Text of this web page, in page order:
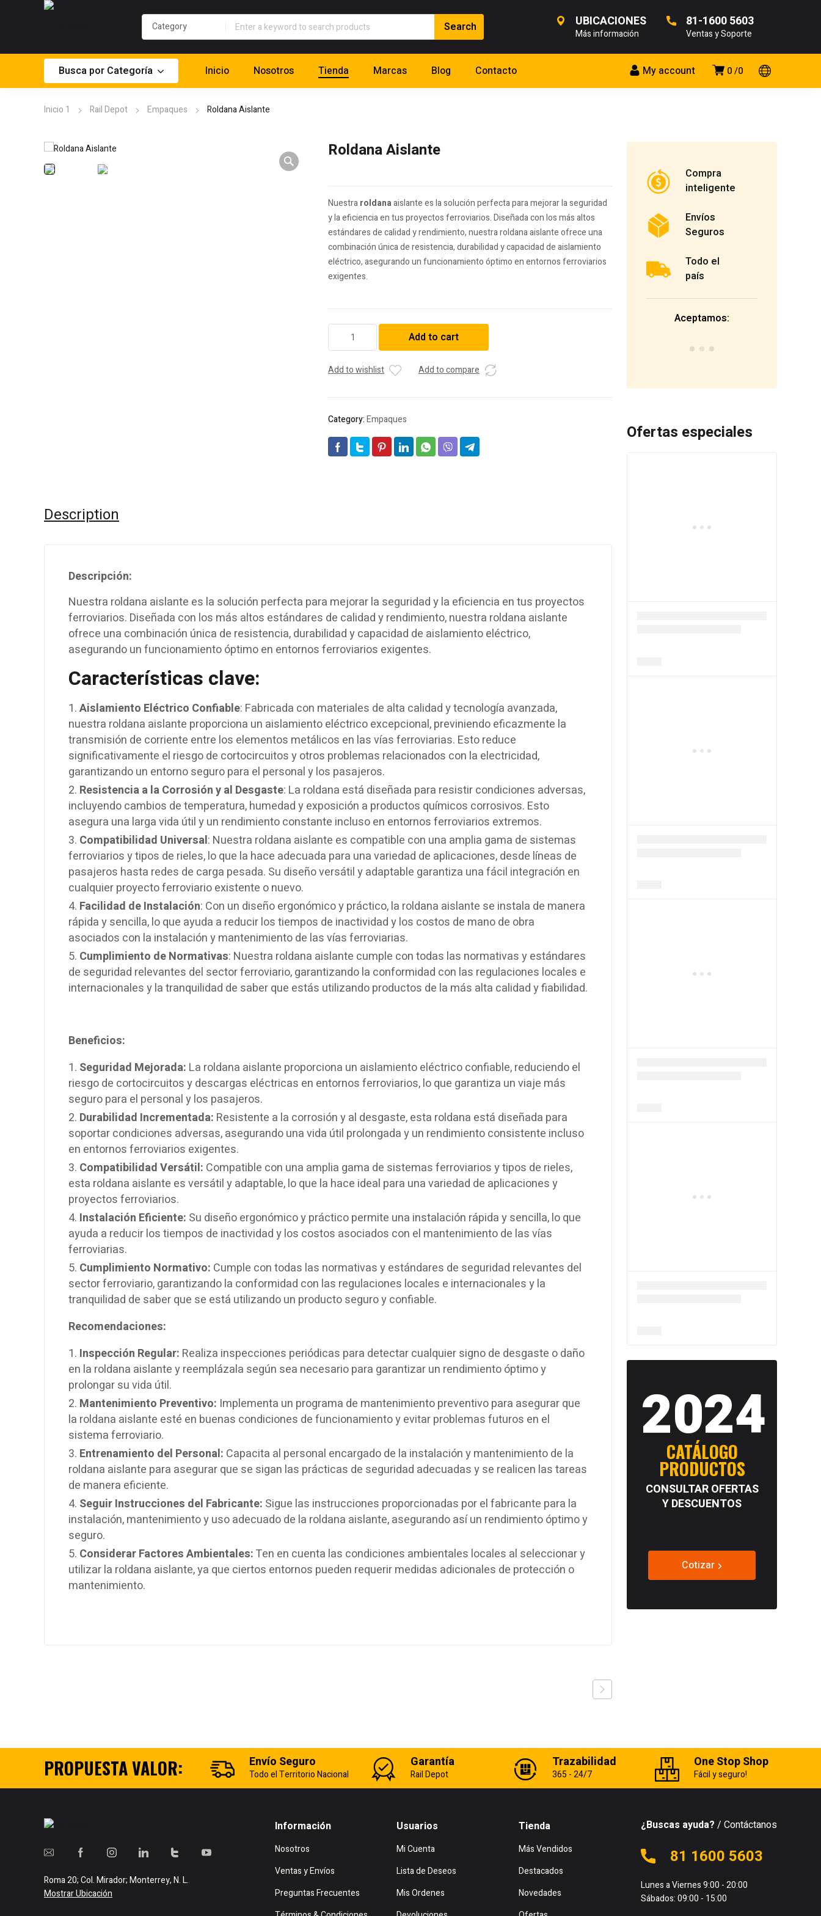
UBICACIONES
Más información
81-1600 5603
Ventas y Soporte
0 0
My account
Busca por Categoría Inicio Nosotros Tienda Marcas Blog Contacto
Inicio 1 Rail Depot Empaques Roldana Aislante
Roldana Aislante
Nuestraroldanaaislante es la solución perfecta para mejorar la seguridad
y la eficiencia en tus proyectos ferroviarios. Diseñada con los más altos
estándares de calidad y rendimiento, nuestra roldana aislante ofrece una
combinación única de resistencia, durabilidad y capacidad de aislamiento
eléctrico, asegurando un funcionamiento óptimo en entornos ferroviarios
exigentes.
Aislante
Add to cart
Add to wishlist Add to compare
Category:Empaques
Description
Descripción:
Nuestra roldana aislante es la solución perfecta para mejorar la seguridad y la eficiencia en tus proyectos
ferroviarios. Diseñada con los más altos estándares de calidad y rendimiento, nuestra roldana aislante
ofrece una combinación única de resistencia, durabilidad y capacidad de aislamiento eléctrico,
asegurando un funcionamiento óptimo en entornos ferroviarios exigentes.
Características clave:
Aislamiento Eléctrico Confiable: Fabricada con materiales de alta calidad y tecnología avanzada,
nuestra roldana aislante proporciona un aislamiento eléctrico excepcional, previniendo eficazmente la
transmisión de corriente entre los elementos metálicos en las vías ferroviarias. Esto reduce
significativamente el riesgo de cortocircuitos y otros problemas relacionados con la electricidad,
garantizando un entorno seguro para el personal y los pasajeros.
Resistencia a la Corrosión y al Desgaste: La roldana está diseñada para resistir condiciones adversas,
incluyendo cambios de temperatura, humedad y exposición a productos químicos corrosivos. Esto
asegura una larga vida útil y un rendimiento constante incluso en entornos ferroviarios extremos.
Compatibilidad Universal: Nuestra roldana aislante es compatible con una amplia gama de sistemas
ferroviarios y tipos de rieles, lo que la hace adecuada para una variedad de aplicaciones, desde líneas de
pasajeros hasta redes de carga pesada. Su diseño versátil y adaptable garantiza una fácil integración en
cualquier proyecto ferroviario existente o nuevo.
Facilidad de Instalación: Con un diseño ergonómico y práctico, la roldana aislante se instala de manera
rápida y sencilla, lo que ayuda a reducir los tiempos de inactividad y los costos de mano de obra
asociados con la instalación y mantenimiento de las vías ferroviarias.
Cumplimiento de Normativas: Nuestra roldana aislante cumple con todas las normativas y estándares
de seguridad relevantes del sector ferroviario, garantizando la conformidad con las regulaciones locales e
internacionales y la tranquilidad de saber que estás utilizando productos de la más alta calidad y fiabilidad.
Beneficios:
Seguridad Mejorada: La roldana aislante proporciona un aislamiento eléctrico confiable, reduciendo el
riesgo de cortocircuitos y descargas eléctricas en entornos ferroviarios, lo que garantiza un viaje más
seguro para el personal y los pasajeros.
Durabilidad Incrementada: Resistente a la corrosión y al desgaste, esta roldana está diseñada para
soportar condiciones adversas, asegurando una vida útil prolongada y un rendimiento consistente incluso
en entornos ferroviarios exigentes.
Compatibilidad Versátil: Compatible con una amplia gama de sistemas ferroviarios y tipos de rieles,
esta roldana aislante es versátil y adaptable, lo que la hace ideal para una variedad de aplicaciones y
proyectos ferroviarios.
Instalación Eficiente: Su diseño ergonómico y práctico permite una instalación rápida y sencilla, lo que
ayuda a reducir los tiempos de inactividad y los costos asociados con el mantenimiento de las vías
ferroviarias.
Cumplimiento Normativo: Cumple con todas las normativas y estándares de seguridad relevantes del
sector ferroviario, garantizando la conformidad con las regulaciones locales e internacionales y la
tranquilidad de saber que se está utilizando un producto seguro y confiable.
Recomendaciones:
Inspección Regular: Realiza inspecciones periódicas para detectar cualquier signo de desgaste o daño
en la roldana aislante y reemplázala según sea necesario para garantizar un rendimiento óptimo y
prolongar su vida útil.
Mantenimiento Preventivo: Implementa un programa de mantenimiento preventivo para asegurar que
la roldana aislante esté en buenas condiciones de funcionamiento y evitar problemas futuros en el
sistema ferroviario.
Entrenamiento del Personal: Capacita al personal encargado de la instalación y mantenimiento de la
roldana aislante para asegurar que se sigan las prácticas de seguridad adecuadas y se realicen las tareas
de manera eficiente.
Seguir Instrucciones del Fabricante: Sigue las instrucciones proporcionadas por el fabricante para la
instalación, mantenimiento y uso adecuado de la roldana aislante, asegurando así un rendimiento óptimo y
seguro.
Considerar Factores Ambientales:Ten en cuenta las condiciones ambientales locales al seleccionar y
utilizar la roldana aislante, ya que ciertos entornos pueden requerir medidas adicionales de protección o
mantenimiento.
Compra
inteligente
Envíos
Seguros
Todo el
país
Aceptamos:
Ofertas especiales
2024
CATÁLOGO
PRODUCTOS
CONSULTAR OFERTAS
Y DESCUENTOS
Cotizar
PROPUESTA VALOR: Envío Seguro
Todo el Territorio Nacional
Garantía
Rail Depot
Trazabilidad
365 - 24/7
One Stop Shop
Fácil y seguro!
Roma 20; Col. Mirador; Monterrey, N. L.
Mostrar Ubicación
Información
Nosotros
Ventas y Envíos
Preguntas Frecuentes
Usuarios
Mi Cuenta
Lista de Deseos
Mis Ordenes
Tienda
Más Vendidos
Destacados
Novedades
¿Buscas ayuda? / Contáctanos
81 1600 5603
Lunes a Viernes 9:00 - 20:00
Sábados: 09:00 - 15:00